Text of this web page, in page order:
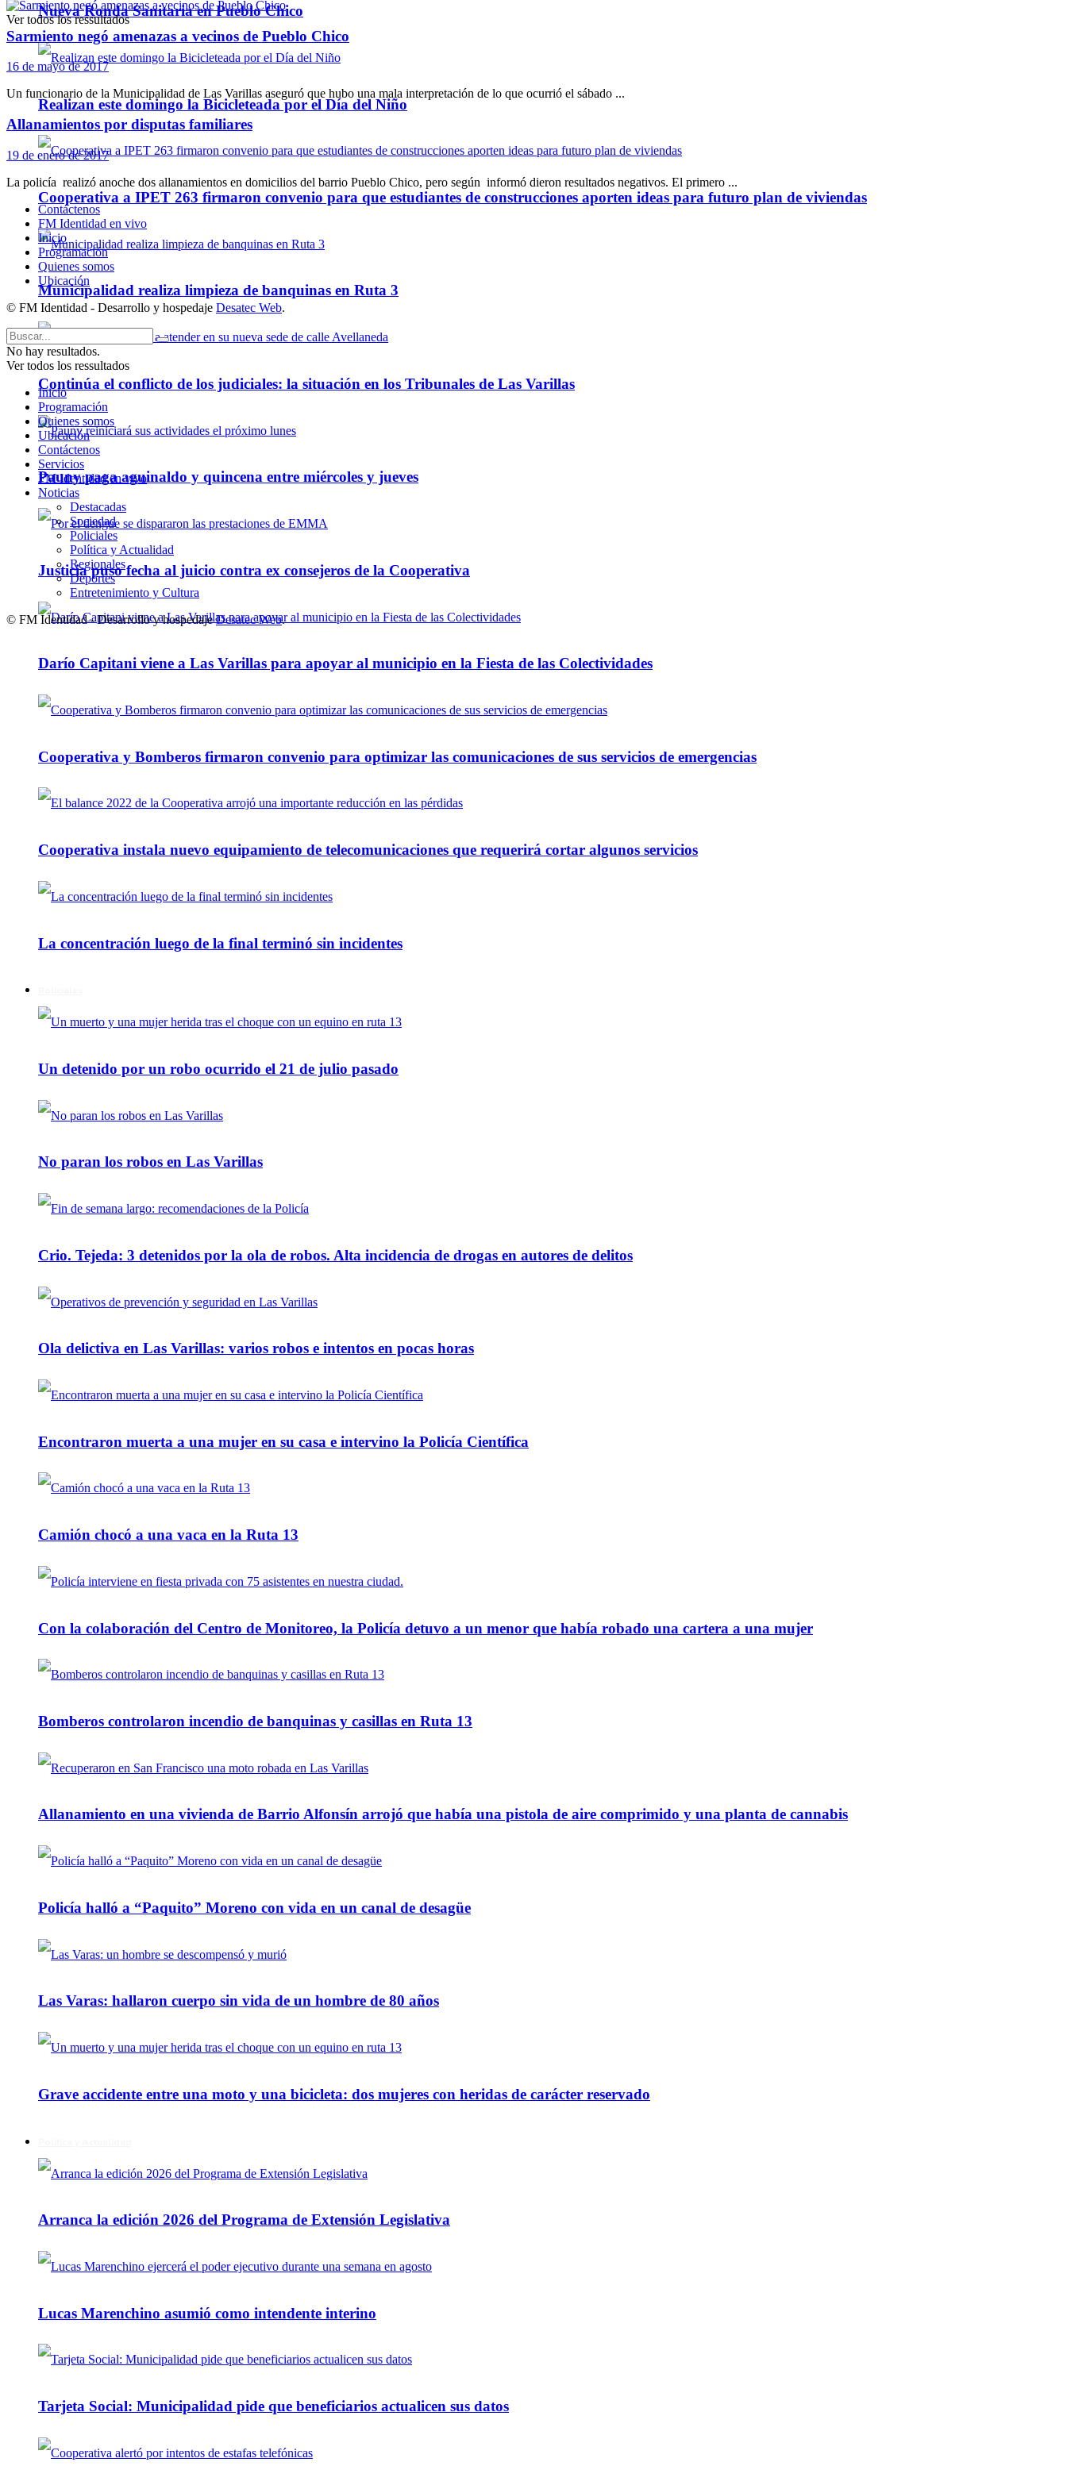
Nueva Ronda Sanitaria en Pueblo Chico
Realizan este domingo la Bicicleteada por el Día del Niño
Cooperativa a IPET 263 firmaron convenio para que estudiantes de construcciones aporten ideas para futuro plan de viviendas
Municipalidad realiza limpieza de banquinas en Ruta 3
Continúa el conflicto de los judiciales: la situación en los Tribunales de Las Varillas
Pauny paga aguinaldo y quincena entre miércoles y jueves
Justicia puso fecha al juicio contra ex consejeros de la Cooperativa
Darío Capitani viene a Las Varillas para apoyar al municipio en la Fiesta de las Colectividades
Cooperativa y Bomberos firmaron convenio para optimizar las comunicaciones de sus servicios de emergencias
Cooperativa instala nuevo equipamiento de telecomunicaciones que requerirá cortar algunos servicios
La concentración luego de la final terminó sin incidentes
Un detenido por un robo ocurrido el 21 de julio pasado
No paran los robos en Las Varillas
Crio. Tejeda: 3 detenidos por la ola de robos. Alta incidencia de drogas en autores de delitos
Ola delictiva en Las Varillas: varios robos e intentos en pocas horas
Encontraron muerta a una mujer en su casa e intervino la Policía Científica
Camión chocó a una vaca en la Ruta 13
Con la colaboración del Centro de Monitoreo, la Policía detuvo a un menor que había robado una cartera a una mujer
Bomberos controlaron incendio de banquinas y casillas en Ruta 13
Allanamiento en una vivienda de Barrio Alfonsín arrojó que había una pistola de aire comprimido y una planta de cannabis
Policía halló a “Paquito” Moreno con vida en un canal de desagüe
Las Varas: hallaron cuerpo sin vida de un hombre de 80 años
Grave accidente entre una moto y una bicicleta: dos mujeres con heridas de carácter reservado
Arranca la edición 2026 del Programa de Extensión Legislativa
Lucas Marenchino asumió como intendente interino
Tarjeta Social: Municipalidad pide que beneficiarios actualicen sus datos
Ver todos los ressultados
Sarmiento negó amenazas a vecinos de Pueblo Chico
16 de mayo de 2017
Un funcionario de la Municipalidad de Las Varillas aseguró que hubo una mala interpretación de lo que ocurrió el sábado ...
Allanamientos por disputas familiares
19 de enero de 2017
La policía realizó anoche dos allanamientos en domicilios del barrio Pueblo Chico, pero según informó dieron resultados negativos. El primero ...
Contáctenos
FM Identidad en vivo
Inicio
Programación
Quienes somos
Ubicación
© FM Identidad - Desarrollo y hospedaje Desatec Web.
No hay resultados.
Ver todos los ressultados
Inicio
Programación
Quienes somos
Ubicación
Contáctenos
Servicios
FM Identidad en vivo
Noticias
Destacadas
Sociedad
Policiales
Política y Actualidad
Regionales
Deportes
Entretenimiento y Cultura
© FM Identidad - Desarrollo y hospedajeDesatec Web.